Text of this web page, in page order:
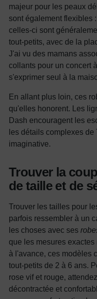
majeur pour les peaux
sont également flexibles
celles-ci sont
tout-petits, avec de la
J'ai vu des mamans
collants pour un concert
s'exprimer seul à la
En allant plus loin, ces
qu'elles honorent. Les
Dash encouragent les
les détails complexes
imaginative.
Trouver la
de taille et de
Trouver les tailles pour
parfois ressembler à un
les choses avec ses
que les mesures
à l'avance, ces modèles
tout-petits de 2 à 6 ans.
rose vif et rouge,
décontractée et